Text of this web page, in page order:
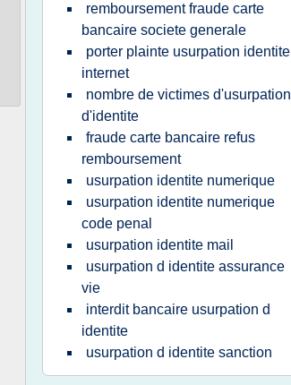
remboursement fraude carte
bancaire societe generale
porter plainte usurpation identite
internet
nombre de victimes d'usurpation
d'identite
fraude carte bancaire refus
remboursement
usurpation identite numerique
usurpation identite numerique
code penal
usurpation identite mail
usurpation d identite assurance
vie
interdit bancaire usurpation d
identite
usurpation d identite sanction